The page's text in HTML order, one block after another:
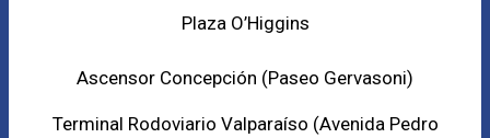
Plaza O’Higgins
Ascensor Concepción (Paseo Gervasoni)
Terminal Rodoviario Valparaíso (Avenida Pedro